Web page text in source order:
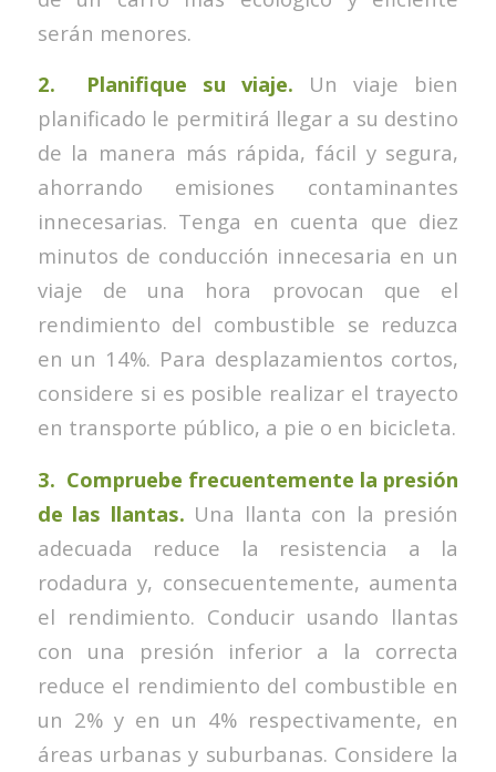
serán menores.
2. Planifique su viaje. Un viaje bien
planificado le permitirá llegar a su destino
de la manera más rápida, fácil y segura,
ahorrando emisiones contaminantes
innecesarias. Tenga en cuenta que diez
minutos de conducción innecesaria en un
viaje de una hora provocan que el
rendimiento del combustible se reduzca
en un 14%. Para desplazamientos cortos,
considere si es posible realizar el trayecto
en transporte público, a pie o en bicicleta.
3. Compruebe frecuentemente la presión
de las llantas. Una llanta con la presión
adecuada reduce la resistencia a la
rodadura y, consecuentemente, aumenta
el rendimiento. Conducir usando llantas
con una presión inferior a la correcta
reduce el rendimiento del combustible en
un 2% y en un 4% respectivamente, en
áreas urbanas y suburbanas. Considere la